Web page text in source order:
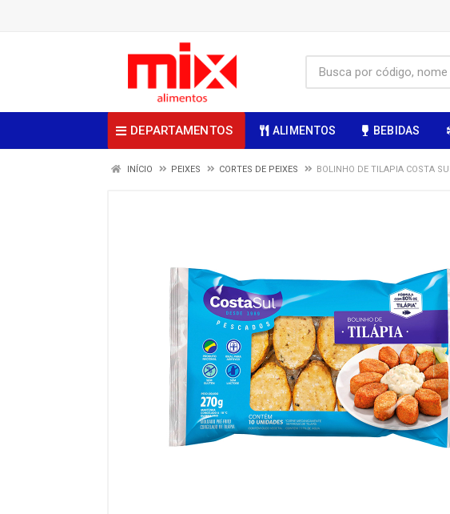
DEPARTAMENTOS ALIMENTOS BEBIDAS
INÍCIO PEIXES CORTES DE PEIXES BOLINHO DE TILAPIA COSTA